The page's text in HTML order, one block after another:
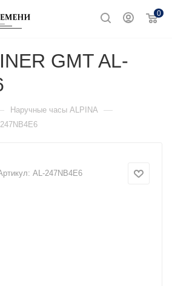
0
GMT AL-
Наручные часы ALPINA —
AL-247NB4E6